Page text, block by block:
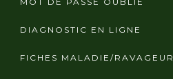
DIAGNOSTIC EN LIGNE
FICHES MALADIE/RAVAGEUR